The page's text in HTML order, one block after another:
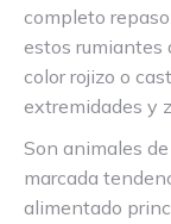
completo
estos rumiantes
color rojizo o
extremidades y
Son animales
marcada
alimentado